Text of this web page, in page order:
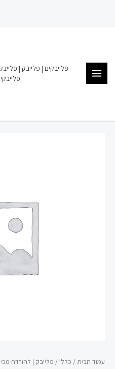
פלייבקים | פלייבק |
עמוד הבית/ כללי/ פלייבק | להורדה